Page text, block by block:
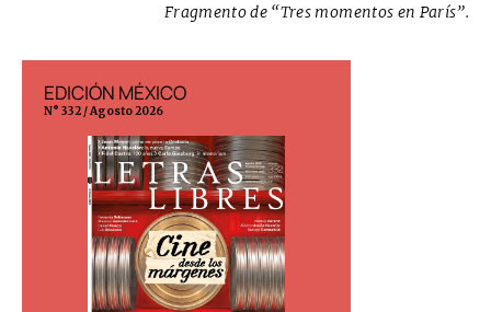
Fragmento de “Tres momentos en París”.
EDICIÓN MÉXICO
N° 332 / Agosto 2026